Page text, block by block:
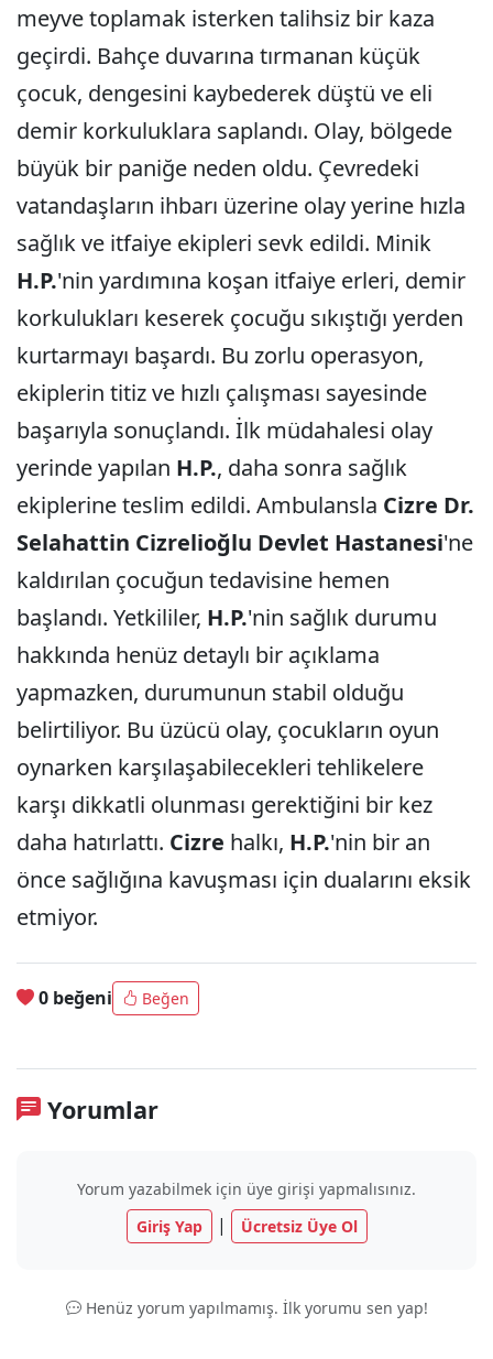
meyve toplamak isterken talihsiz bir kaza
geçirdi. Bahçe duvarına tırmanan küçük
çocuk, dengesini kaybederek düştü ve eli
demir korkuluklara saplandı. Olay, bölgede
büyük bir paniğe neden oldu. Çevredeki
vatandaşların ihbarı üzerine olay yerine hızla
sağlık ve itfaiye ekipleri sevk edildi. Minik
H.P.'nin yardımına koşan itfaiye erleri, demir
korkulukları keserek çocuğu sıkıştığı yerden
kurtarmayı başardı. Bu zorlu operasyon,
ekiplerin titiz ve hızlı çalışması sayesinde
başarıyla sonuçlandı. İlk müdahalesi olay
yerinde yapılan H.P., daha sonra sağlık
ekiplerine teslim edildi. Ambulansla Cizre Dr.
Selahattin Cizrelioğlu Devlet Hastanesi'ne
kaldırılan çocuğun tedavisine hemen
başlandı. Yetkililer, H.P.'nin sağlık durumu
hakkında henüz detaylı bir açıklama
yapmazken, durumunun stabil olduğu
belirtiliyor. Bu üzücü olay, çocukların oyun
oynarken karşılaşabilecekleri tehlikelere
karşı dikkatli olunması gerektiğini bir kez
daha hatırlattı. Cizre halkı, H.P.'nin bir an
önce sağlığına kavuşması için dualarını eksik
etmiyor.
0 beğeni Beğen
Yorumlar
Yorum yazabilmek için üye girişi yapmalısınız.
Giriş Yap
| Ücretsiz Üye Ol
Henüz yorum yapılmamış. İlk yorumu sen yap!